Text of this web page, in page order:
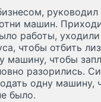
машин.
работы,
чтобы отбить
машину, чтобы
разорились.
одну машину,
было.